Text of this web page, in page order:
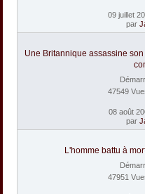
09 juillet
par
Une Britannique assassine
47549
08 août
par
L'homme battu à
47951